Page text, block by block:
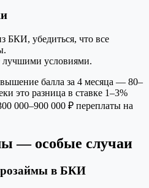
БКИ, убедиться, что все
лучшими условиями.
балла за 4 месяца — 80–
это разница в ставке 1–3%
000–900 000 ₽ переплаты на
— особые случаи
в БКИ